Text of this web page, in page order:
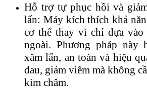
Hỗ trợ tự phục hồi và
lấn: Máy kích thích khả
cơ thể thay vì chỉ dựa vào
ngoài. Phương pháp này
xâm lấn, an toàn và hiệu
đau, giảm viêm mà không
kim châm.